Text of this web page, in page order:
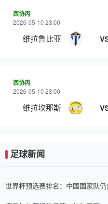
西协丙
2026-05-10 23:00
维拉鲁比亚
西协丙
2026-05-10 23:00
维拉坎那斯
足球新闻
世界杯预选赛排名：中国国家队